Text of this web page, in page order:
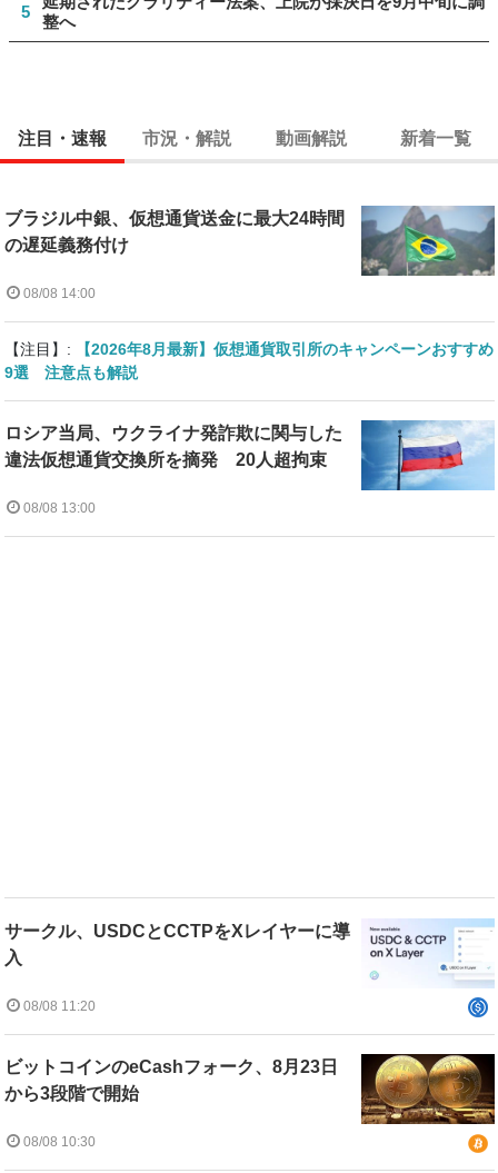
5
整へ
注目・速報 市況・解説 動画解説 新着一覧
ブラジル中銀、仮想通貨送金に最大24時間
の遅延義務付け
08/08 14:00
【注目】:
【2026年8月最新】仮想通貨取引所のキャンペーンおすすめ
9選 注意点も解説
ロシア当局、ウクライナ発詐欺に関与した
違法仮想通貨交換所を摘発 20人超拘束
08/08 13:00
サークル、USDCとCCTPをXレイヤーに導
入
08/08 11:20
ビットコインのeCashフォーク、8月23日
から3段階で開始
08/08 10:30